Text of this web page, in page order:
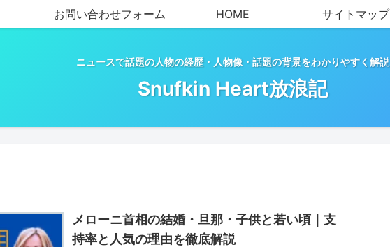
ニュースで話題の人物の経歴・人物像・話題の背景をわかりやすく解説
Snufkin Heart放浪記
お問い合わせフォーム HOME サイトマップ
メローニ首相の結婚・旦那・子供と若い頃｜支
持率と人気の理由を徹底解説